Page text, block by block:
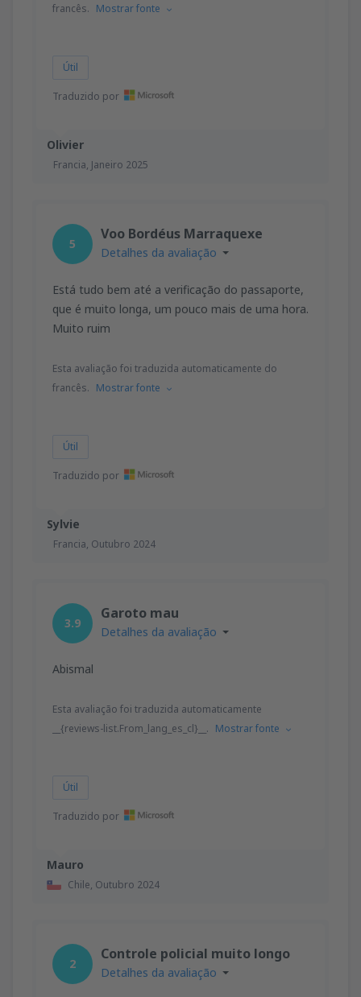
Olivier
Francia, Janeiro 2025
francês. Mostrar fonte
Útil
Traduzido por
Sylvie
Francia, Outubro 2024
5
Voo Bordéus Marraquexe
Detalhes da avaliação
Está tudo bem até a verificação do passaporte,
que é muito longa, um pouco mais de uma hora.
Muito ruim
Esta avaliação foi traduzida automaticamente do
francês. Mostrar fonte
Útil
Traduzido por
Mauro
Chile, Outubro 2024
3.9
Garoto mau
Detalhes da avaliação
Abismal
Esta avaliação foi traduzida automaticamente
__{reviews-list.From_lang_es_cl}__. Mostrar fonte
Útil
Traduzido por
2
Controle policial muito longo
Detalhes da avaliação